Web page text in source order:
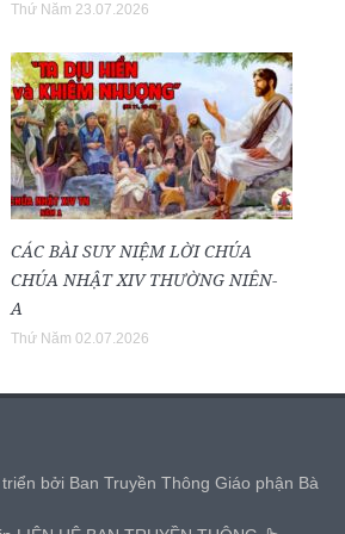
Thứ Năm 23.07.2026
CÁC BÀI SUY NIỆM LỜI CHÚA
CHÚA NHẬT XIV THƯỜNG NIÊN-
A
Thứ Năm 02.07.2026
bởi Ban Truyền Thông Giáo phận Bà